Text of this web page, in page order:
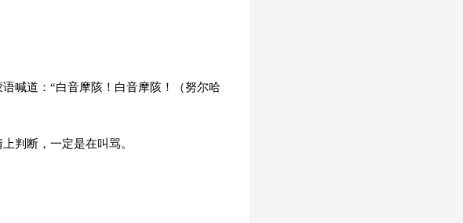
喊道：“白音摩陔！白音摩陔！（努尔哈
判断，一定是在叫骂。